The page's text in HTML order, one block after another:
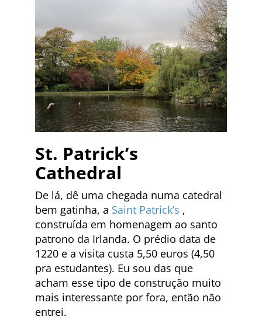
St. Patrick’s
Cathedral
De lá, dê uma chegada numa catedral
bem gatinha, a Saint Patrick’s ,
construída em homenagem ao santo
patrono da Irlanda. O prédio data de
1220 e a visita custa 5,50 euros (4,50
pra estudantes). Eu sou das que
acham esse tipo de construção muito
mais interessante por fora, então não
entrei.